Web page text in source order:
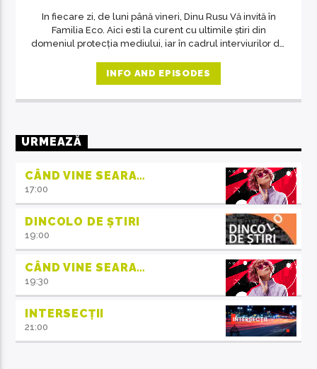
In fiecare zi, de luni până vineri, Dinu Rusu Vă invită în
Familia Eco. Aici esti la curent cu ultimile știri din
domeniul protecția mediului, iar în cadrul interviurilor de
familie.
INFO AND EPISODES
URMEAZĂ
CÂND VINE SEARA…
17:00
DINCOLO DE ȘTIRI
19:00
CÂND VINE SEARA…
19:30
INTERSECȚII
21:00